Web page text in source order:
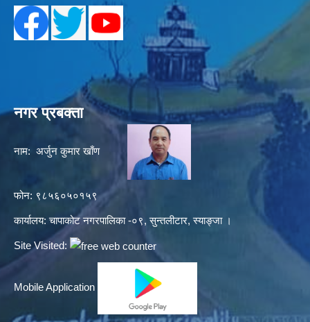
नगर प्रबक्ता
नाम: अर्जुन कुमार खाँण
फोन: ९८५६०५०१५९
कार्यालय: चापाकोट नगरपालिका -०९, सुन्तलीटार, स्याङ्जा ।
Site Visited:
Mobile Application